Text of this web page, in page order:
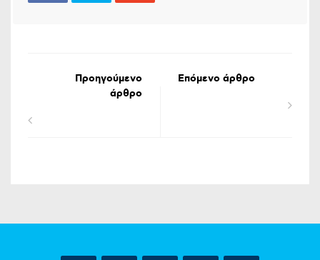
Προηγούμενο
άρθρο
Επόμενο άρθρο